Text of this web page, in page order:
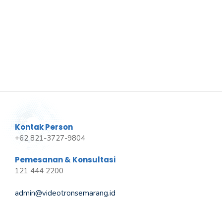
Kontak Person
+62 821-3727-9804
Pemesanan & Konsultasi
121 444 2200
admin@videotronsemarang.id